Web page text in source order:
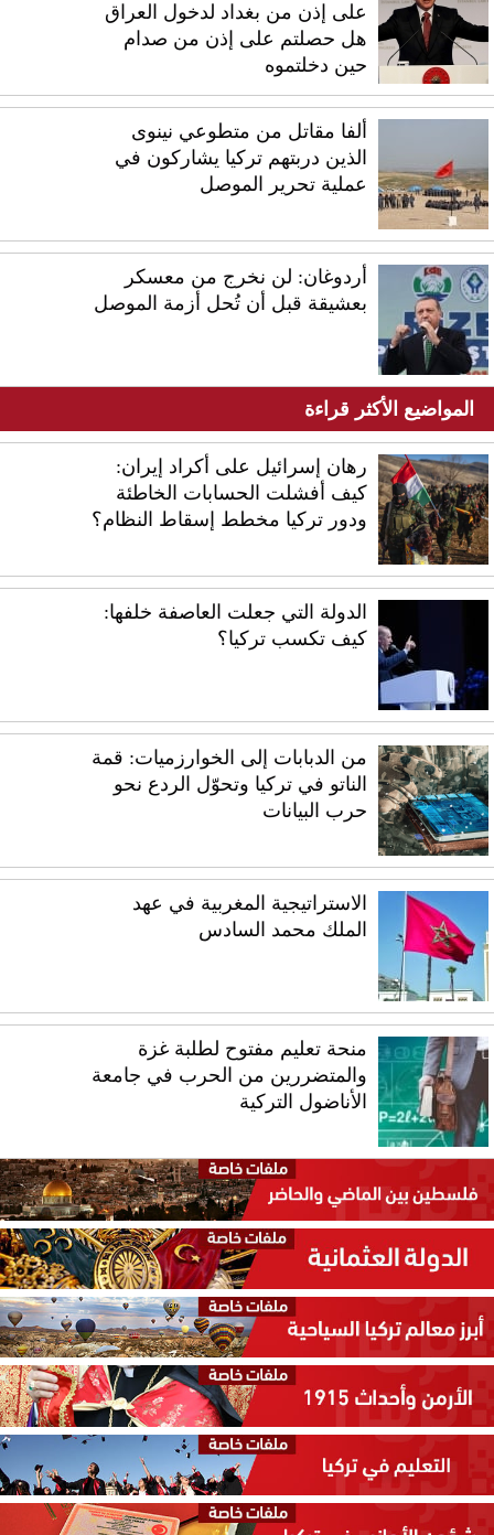
على إذن من بغداد لدخول العراق
هل حصلتم على إذن من صدام
حين دخلتموه
ألفا مقاتل من متطوعي نينوى
الذين دربتهم تركيا يشاركون في
عملية تحرير الموصل
أردوغان: لن نخرج من معسكر
بعشيقة قبل أن تُحل أزمة الموصل
المواضيع الأكثر قراءة
رهان إسرائيل على أكراد إيران:
كيف أفشلت الحسابات الخاطئة
ودور تركيا مخطط إسقاط النظام؟
الدولة التي جعلت العاصفة خلفها:
كيف تكسب تركيا؟
من الدبابات إلى الخوارزميات: قمة
الناتو في تركيا وتحوّل الردع نحو
حرب البيانات
الاستراتيجية المغربية في عهد
الملك محمد السادس
منحة تعليم مفتوح لطلبة غزة
والمتضررين من الحرب في جامعة
الأناضول التركية